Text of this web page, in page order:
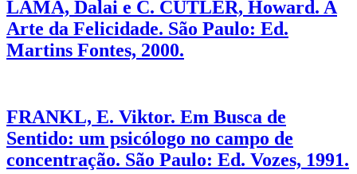
LAMA, Dalai e C. CUTLER, Howard. A
Arte da Felicidade. São Paulo: Ed.
Martins Fontes, 2000.
FRANKL, E. Viktor. Em Busca de
Sentido: um psicólogo no campo de
concentração. São Paulo: Ed. Vozes, 1991.